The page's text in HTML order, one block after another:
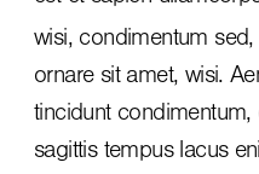
wisi, condimentum sed,
ornare sit amet, wisi.
tincidunt
sagittis tempus lacus